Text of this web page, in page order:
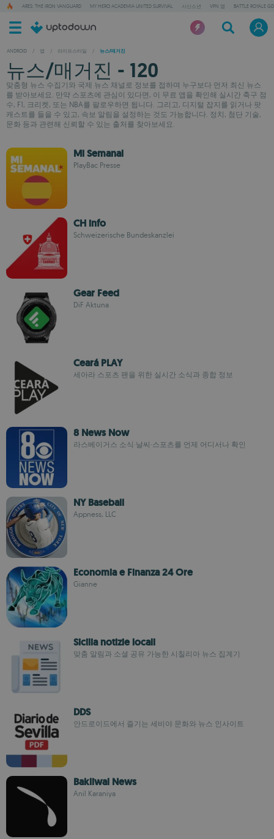
ARES: THE IRON VANGUARD MY HERO ACADEMIA UNITED SURVIVAL 사신소년 VPN 앱 BATTLE ROYALE GD
ANDROID / 앱 / 라이프스타일 / 뉴스/매거진
뉴스/매거진 - 120
맞춤형 뉴스 수집기와 국제 뉴스 채널로 정보를 접하며 누구보다 먼저 최신 뉴스
를 받아보세요. 만약 스포츠에 관심이 있다면, 이 무료 앱을 확인해 실시간 축구 점
수, F1, 크리켓, 또는 NBA를 팔로우하면 됩니다. 그리고, 디지털 잡지를 읽거나 팟
캐스트를 들을 수 있고, 속보 알림을 설정하는 것도 가능합니다. 정치, 첨단 기술,
문화 등과 관련해 신뢰할 수 있는 출처를 찾아보세요.
Mi Semanal
PlayBac Presse
CH info
Schweizerische Bundeskanzlei
Gear Feed
DiF Aktuna
Ceará PLAY
세아라 스포츠 팬을 위한 실시간 소식과 종합 정보
8 News Now
라스베이거스 소식·날씨·스포츠를 언제 어디서나 확인
NY Baseball
Appness, LLC
Economia e Finanza 24 Ore
Gianne
Sicilia notizie locali
맞춤 알림과 소셜 공유 가능한 시칠리아 뉴스 집계기
DDS
안드로이드에서 즐기는 세비야 문화와 뉴스 인사이트
Bakliwal News
Anil Karaniya